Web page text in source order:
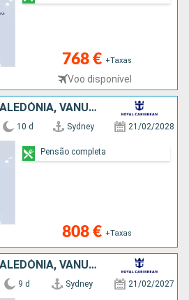
768 € +Taxas
Voo disponível
AUSTRALIA, NOVA CALEDÓNIA, VANUATU
10 d Sydney 21/02/2028
808 € +Taxas
Pensão completa
AUSTRALIA, NOVA CALEDÓNIA, VANUATU
9 d Sydney 21/02/2027